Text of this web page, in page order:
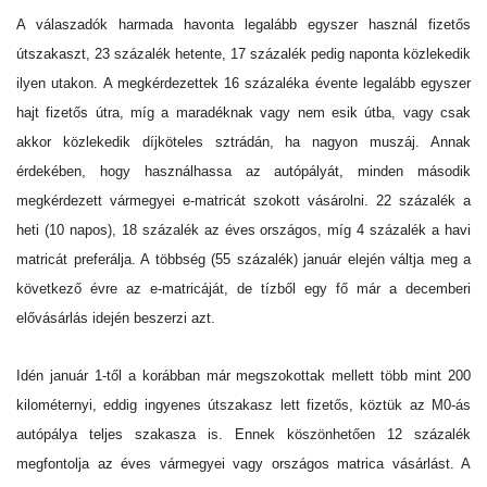
A válaszadók harmada havonta legalább egyszer használ fizetős
útszakaszt, 23 százalék hetente, 17 százalék pedig naponta közlekedik
ilyen utakon. A megkérdezettek 16 százaléka évente legalább egyszer
hajt fizetős útra, míg a maradéknak vagy nem esik útba, vagy csak
akkor közlekedik díjköteles sztrádán, ha nagyon muszáj. Annak
érdekében, hogy használhassa az autópályát, minden második
megkérdezett vármegyei e-matricát szokott vásárolni. 22 százalék a
heti (10 napos), 18 százalék az éves országos, míg 4 százalék a havi
matricát preferálja. A többség (55 százalék) január elején váltja meg a
következő évre az e-matricáját, de tízből egy fő már a decemberi
elővásárlás idején beszerzi azt.
Idén január 1-től a korábban már megszokottak mellett több mint 200
kilométernyi, eddig ingyenes útszakasz lett fizetős, köztük az M0-ás
autópálya teljes szakasza is. Ennek köszönhetően 12 százalék
megfontolja az éves vármegyei vagy országos matrica vásárlást. A